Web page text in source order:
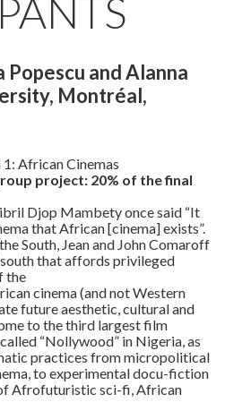
and Alanna
Montréal,
African Cinemas
project: 20% of the final
Djop Mambety once said “It
that African [cinema] exists”.
South, Jean and John Comaroff
that affords privileged
the
cinema (and not Western
future aesthetic, cultural and
to the third largest film
“Nollywood” in Nigeria, as
practices from micropolitical
to experimental docu-fiction
Afrofuturistic sci-fi, African